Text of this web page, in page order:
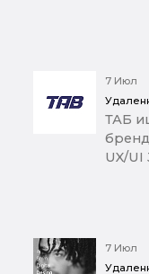
7 Июл
ТАБ
UX/UI
7 Июл